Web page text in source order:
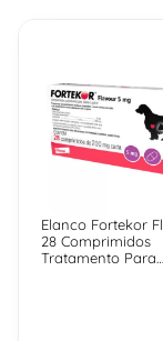
Elanco Fortekor
28 Comprimidos
Tratamento Para